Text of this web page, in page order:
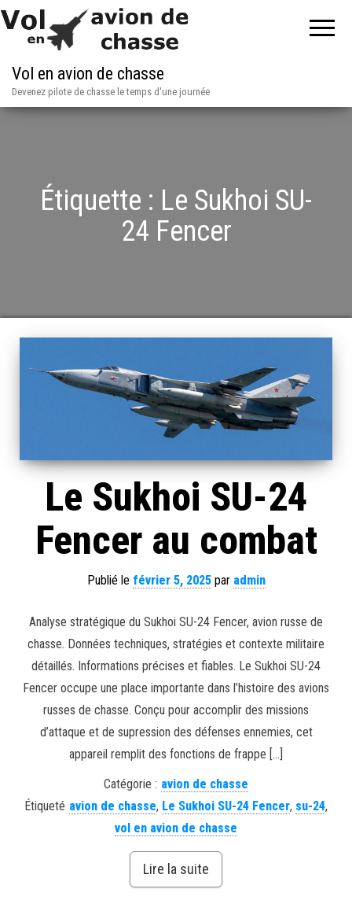
Vol en avion de chasse
Devenez pilote de chasse le temps d'une journée
Étiquette : Le Sukhoi SU-
24 Fencer
Le Sukhoi SU-24
Fencer au combat
Publié le février 5, 2025par admin
Analyse stratégique du Sukhoi SU-24 Fencer, avion russe de
chasse. Données techniques, stratégies et contexte militaire
détaillés. Informations précises et fiables. Le Sukhoi SU-24
Fencer occupe une place importante dans l’histoire des avions
russes de chasse. Conçu pour accomplir des missions
d’attaque et de supression des défenses ennemies, cet
appareil remplit des fonctions de frappe […]
Catégorie : avion de chasse
Étiqueté avion de chasse, Le Sukhoi SU-24 Fencer, su-24,
vol en avion de chasse
Lire la suite